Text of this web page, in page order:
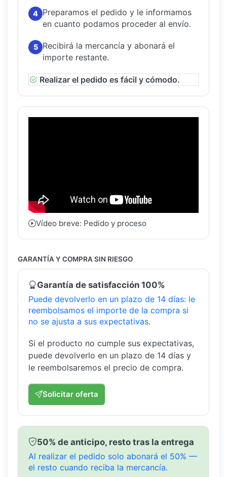
4 Preparamos el pedido y le informamos
en cuanto podamos proceder al envío.
5
Recibirá la mercancía y abonará el
importe restante.
Realizar el pedido es fácil y cómodo.
Vídeo breve: Pedido y proceso
GARANTÍA Y COMPRA SIN RIESGO
Garantía de satisfacción 100%
Puede devolverlo en un plazo de 14 días: le
reembolsamos el importe de la compra si
no se ajusta a sus expectativas.
Si el producto no cumple sus expectativas,
puede devolverlo en un plazo de 14 días y
le reembolsaremos el precio de compra.
Solicitar oferta
50% de anticipo, resto tras la entrega
Al realizar el pedido solo abonará el 50% —
el resto cuando reciba la mercancía.